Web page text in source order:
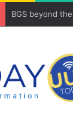
Program